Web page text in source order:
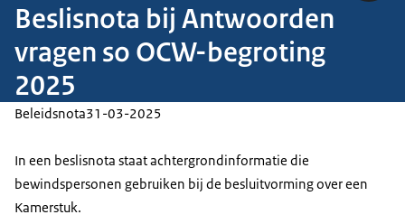
Beslisnota bij Antwoorden
vragen so OCW-begroting
2025
Beleidsnota31-03-2025
In een beslisnota staat achtergrondinformatie die
bewindspersonen gebruiken bij de besluitvorming over een
Kamerstuk.